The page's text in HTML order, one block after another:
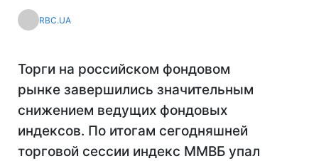
RBC.UA
Торги на российском фондовом
рынке завершились значительным
снижением ведущих фондовых
индексов. По итогам сегодняшней
торговой сессии индекс ММВБ упал